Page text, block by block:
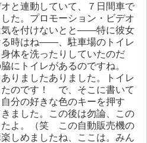
と連動していて、７日間車で
た。プロモーション・ビデオ
気を付けないとと——特に彼女
る時はね——、駐車場のトイレ
体を洗ったりしていたのだ
トイレがあるのですね。
りましたありました。トイレ
のです！ で、そこに書いて
分の好きな色のキーを押す
ました。この後は勿論、この
たよ。（笑 この自動販売機の
しめましたね、ここは。みん